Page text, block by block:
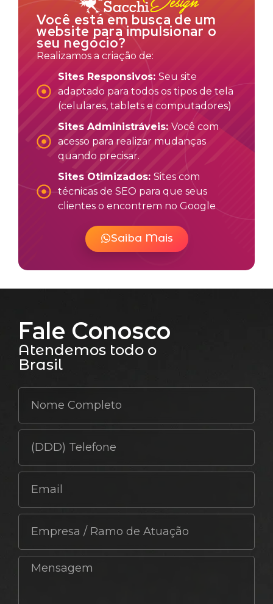
Você está em busca de um
website para impulsionar o
seu negócio?
Realizamos a criação de:
Sites Responsivos: Seu site
adaptado para todos os tipos de tela
(celulares, tablets e computadores)
Sites Administráveis: Você com
acesso para realizar mudanças
quando precisar.
Sites Otimizados: Sites com
técnicas de SEO para que seus
clientes o encontrem no Google
Saiba Mais
Fale Conosco
Atendemos todo o
Brasil